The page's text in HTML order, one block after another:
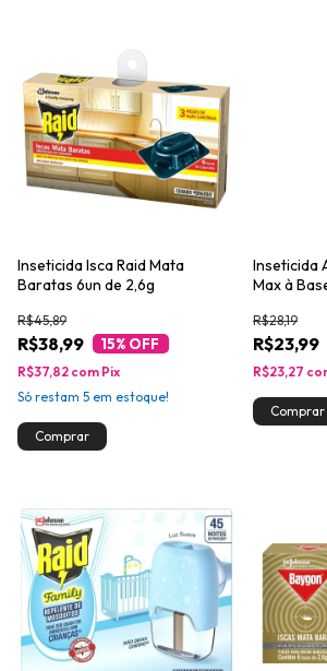
Inseticida Isca Raid Mata
Baratas 6un de 2,6g
R$38,99
R$45,89
15% OFF
R$37,82 com Pix
Só restam 5 em estoque!
Inseticida
Max à
R$23,99
R$28,19
R$23,27